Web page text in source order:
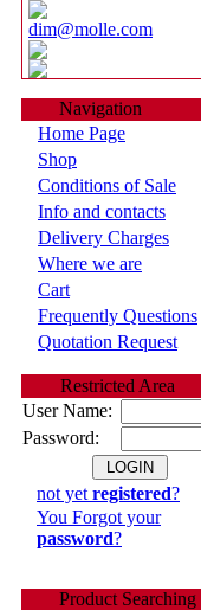
dim@molle.com
Navigation
Home Page
Shop
Conditions of Sale
Info and contacts
Delivery Charges
Where we are
Cart
Frequently Questions
Quotation Request
Restricted Area
User Name:
Password:
not yet registered?
You Forgot your
password?
Product Searching